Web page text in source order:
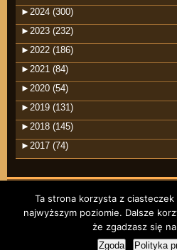
► 2024 (300)
► 2023 (232)
► 2022 (186)
► 2021 (84)
► 2020 (54)
► 2019 (131)
► 2018 (145)
► 2017 (74)
©2026
Wpisy RSS
Komentarze
Ta strona korzysta z ciasteczek
najwyższym poziomie. Dalsze
że zgadzasz się
Zgoda Polityka